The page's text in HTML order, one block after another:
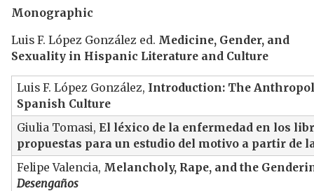
Monographic
Luis F. López González ed. Medicine, Gender, and
Sexuality in Hispanic Literature and Culture
Luis F. López González, Introduction: The
Spanish Culture
Giulia Tomasi, El léxico de la enfermedad en los
propuestas para un estudio del motivo a partir de
Felipe Valencia, Melancholy, Rape, and the
Desengaños